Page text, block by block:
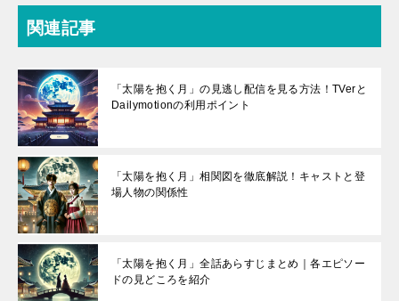
関連記事
「太陽を抱く月」の見逃し配信を見る方法！TVerと
Dailymotionの利用ポイント
「太陽を抱く月」相関図を徹底解説！キャストと登
場人物の関係性
「太陽を抱く月」全話あらすじまとめ｜各エピソー
ドの見どころを紹介